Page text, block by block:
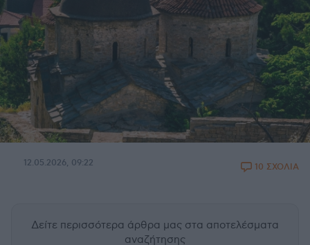
12.05.2026, 09:22 10 ΣΧΟΛΙΑ
Δείτε περισσότερα άρθρα μας στα αποτελέσματα
αναζήτησης